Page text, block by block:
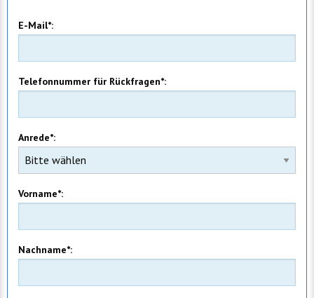
E-Mail*:
Telefonnummer für Rückfragen*:
Anrede*:
Vorname*:
Nachname*: